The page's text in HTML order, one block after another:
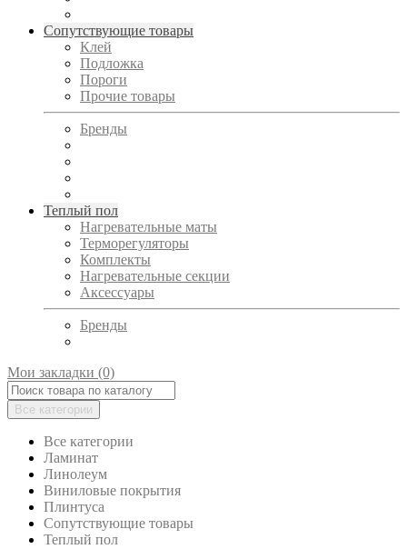
Сопутствующие товары
Клей
Подложка
Пороги
Прочие товары
Бренды
Теплый пол
Нагревательные маты
Терморегуляторы
Комплекты
Нагревательные секции
Аксессуары
Бренды
Мои закладки (0)
Все категории
Все категории
Ламинат
Линолеум
Виниловые покрытия
Плинтуса
Сопутствующие товары
Теплый пол